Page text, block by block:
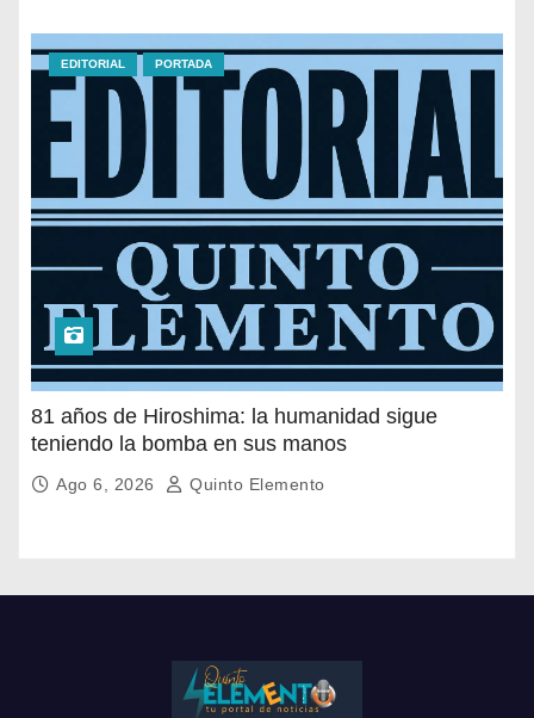
EDITORIAL PORTADA
81 años de Hiroshima: la humanidad sigue
teniendo la bomba en sus manos
Ago 6, 2026 Quinto Elemento